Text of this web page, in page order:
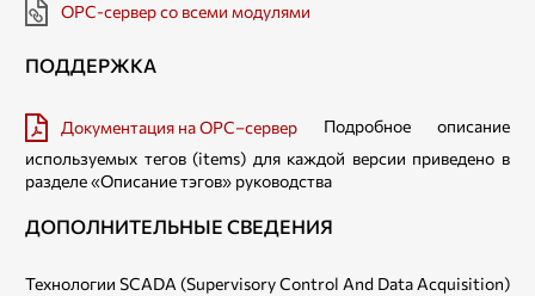
OPC-сервер со всеми модулями
ПОДДЕРЖКА
Документация на OPC–сервер Подробное описание
используемых тегов (items) для каждой версии приведено в
разделе «Описание тэгов» руководства
ДОПОЛНИТЕЛЬНЫЕ СВЕДЕНИЯ
Технологии SCADA (Supervisory Control And Data Acquisition)